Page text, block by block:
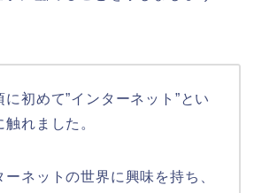
初めて”インターネット”とい
れました。
ネットの世界に興味を持ち、